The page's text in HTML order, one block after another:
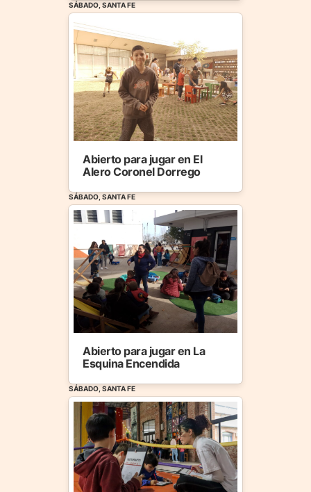
SÁBADO, SANTA FE
Abierto para jugar en El
Alero Coronel Dorrego
SÁBADO, SANTA FE
Abierto para jugar en La
Esquina Encendida
SÁBADO, SANTA FE